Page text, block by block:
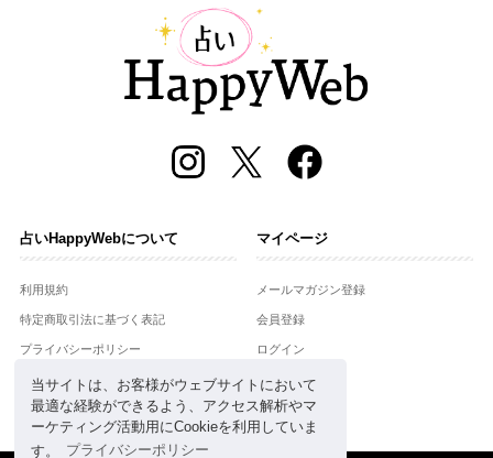
当サイトは、お客様がウェブサイトにおいて
最適な経験ができるよう、アクセス解析やマ
ーケティング活動用にCookieを利用していま
す。
プライバシーポリシー
占いHappyWebについて
利用規約
特定商取引法に基づく表記
プライバシーポリシー
運営会社
お問合せ
マイページ
メールマガジン登録
会員登録
ログイン